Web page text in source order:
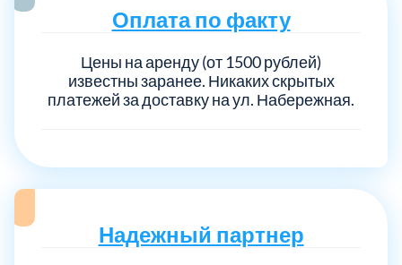
Оплата по факту
Цены на аренду (от 1500 рублей)
известны заранее. Никаких скрытых
платежей за доставку на ул. Набережная.
Надежный партнер
Выберите город:
Балашиха 5